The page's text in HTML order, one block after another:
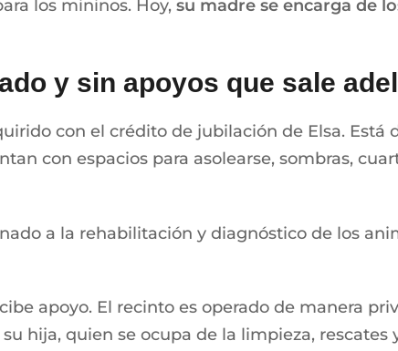
los mininos. Hoy, su madre se encarga de
y sin apoyos que sale
con el crédito de jubilación de Elsa. Está
con espacios para asolearse, sombras,
a la rehabilitación y diagnóstico de los
apoyo. El recinto es operado de manera
hija, quien se ocupa de la limpieza, rescates